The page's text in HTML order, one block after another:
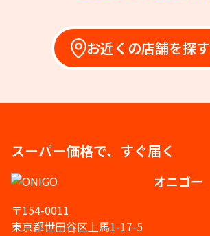
お近くの店舗を探す
スーパー価格で、すぐ届く
オニゴー
〒154-0011
東京都世田谷区上馬1-17-5